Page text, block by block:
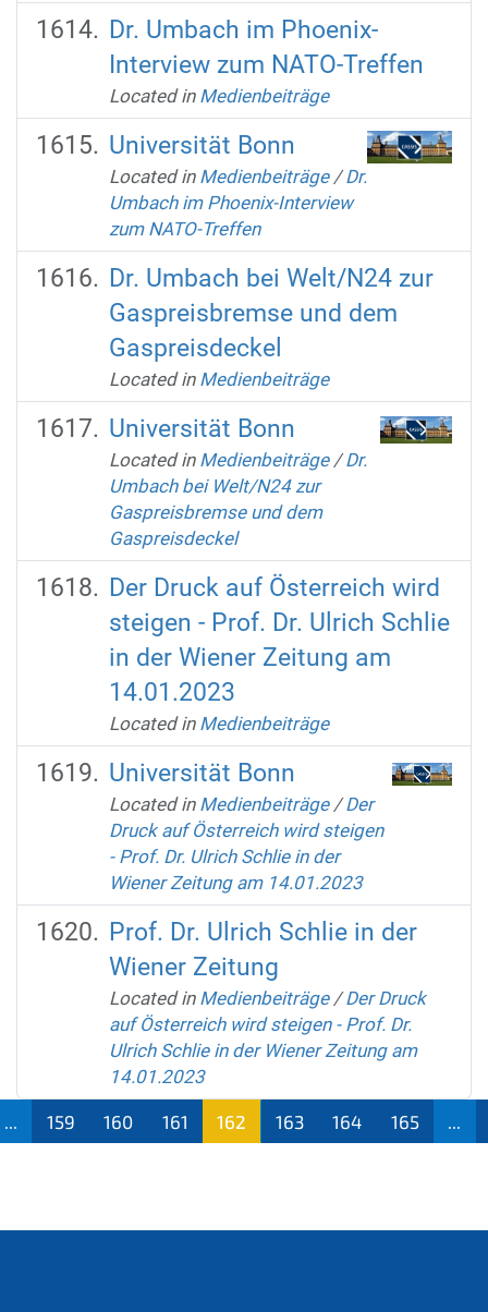
Dr. Umbach im Phoenix-
Interview zum NATO-Treffen
Located in Medienbeiträge
Universität Bonn
Located in Medienbeiträge /Dr.
Umbach im Phoenix-Interview
zum NATO-Treffen
Dr. Umbach bei Welt/N24 zur
Gaspreisbremse und dem
Gaspreisdeckel
Located in Medienbeiträge
Universität Bonn
Located in Medienbeiträge /Dr.
Umbach bei Welt/N24 zur
Gaspreisbremse und dem
Gaspreisdeckel
Der Druck auf Österreich wird
steigen - Prof. Dr. Ulrich Schlie
in der Wiener Zeitung am
14.01.2023
Located in Medienbeiträge
Universität Bonn
Located in Medienbeiträge /Der
Druck auf Österreich wird steigen
- Prof. Dr. Ulrich Schlie in der
Wiener Zeitung am 14.01.2023
Prof. Dr. Ulrich Schlie in der
Wiener Zeitung
Located in Medienbeiträge /Der Druck
auf Österreich wird steigen - Prof. Dr.
Ulrich Schlie in der Wiener Zeitung am
14.01.2023
159 160 161 162 163 164 165